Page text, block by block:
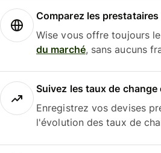
Comparez les
Wise vous offre toujours
du marché, sans aucuns
Suivez les taux de change
Enregistrez vos devises
l'évolution des taux de